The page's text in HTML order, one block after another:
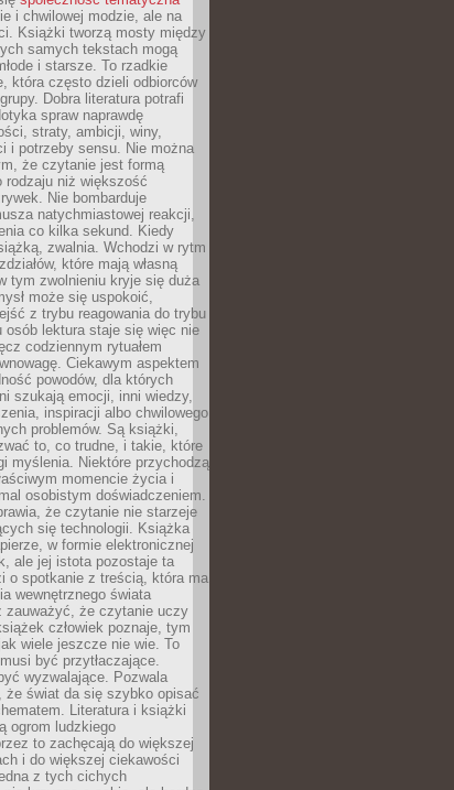
i chwilowej modzie, ale na
Książki tworzą mosty między
samych tekstach mogą
i starsze. To rzadkie
która często dzieli odbiorców
Dobra literatura potrafi
spraw naprawdę
straty, ambicji, winy,
i potrzeby sensu. Nie można
że czytanie jest formą
rodzaju niż większość
Nie bombarduje
natychmiastowej reakcji,
co kilka sekund. Kiedy
zwalnia. Wchodzi w rytm
które mają własną
tym zwolnieniu kryje się duża
może się uspokoić,
z trybu reagowania do trybu
osób lektura staje się więc nie
codziennym rytuałem
Ciekawym aspektem
powodów, dla których
szukają emocji, inni wiedzy,
inspiracji albo chwilowego
problemów. Są książki,
to, co trudne, i takie, które
myślenia. Niektóre przychodzą
momencie życia i
osobistym doświadczeniem.
że czytanie nie starzeje
się technologii. Książka
w formie elektronicznej
ale jej istota pozostaje ta
o spotkanie z treścią, która ma
wewnętrznego świata
zauważyć, że czytanie uczy
człowiek poznaje, tym
wiele jeszcze nie wie. To
być przytłaczające.
wyzwalające. Pozwala
że świat da się szybko opisać
Literatura i książki
ogrom ludzkiego
to zachęcają do większej
i do większej ciekawości
z tych cichych